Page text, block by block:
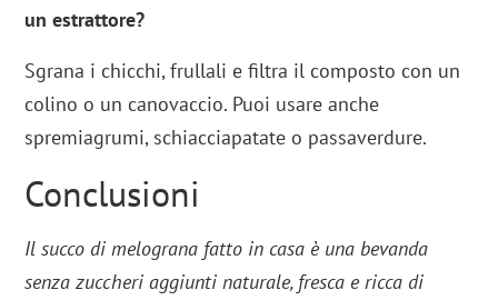
un estrattore?
Sgrana i chicchi, frullali e filtra il composto con un
colino o un canovaccio. Puoi usare anche
spremiagrumi, schiacciapatate o passaverdure.
Conclusioni
Il succo di melograna fatto in casa è una bevanda
senza zuccheri aggiunti naturale, fresca e ricca di